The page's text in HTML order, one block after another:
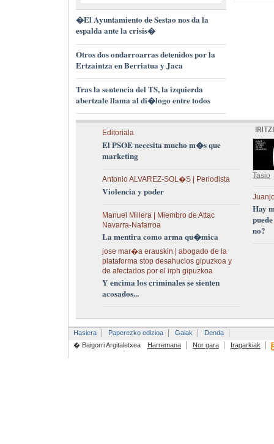
�El Ayuntamiento de Sestao nos da la
espalda ante la crisis�
Otros dos ondarroarras detenidos por la
Ertzaintza en Berriatua y Jaca
Tras la sentencia del TS, la izquierda
abertzale llama al di�logo entre todos
Editoriala
El PSOE necesita mucho m�s que
marketing
Antonio ALVAREZ-SOL�S | Periodista
Violencia y poder
Manuel Millera | Miembro de Attac
Navarra-Nafarroa
La mentira como arma qu�mica
jose mar�a erauskin | abogado de la
plataforma stop desahucios gipuzkoa y
de afectados por el irph gipuzkoa
Y encima los criminales se sienten
acosados...
Tasio
Hay
no?
Hasiera Paperezko edizioa Gaiak
Denda
� Baigorri Argitaletxea
Harremana Nor gara Iragarkiak